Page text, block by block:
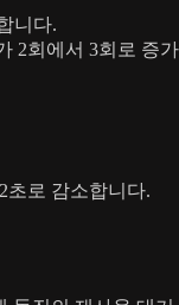
니다.
2회에서 3회로 증가
초로 감소합니다.